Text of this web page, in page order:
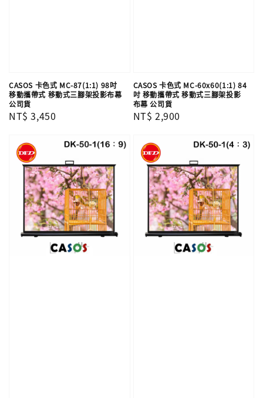
CASOS 卡色式 MC-87(1:1) 98吋
移動攜帶式 移動式三腳架投影布幕
公司貨
Regular
NT$ 3,450
CASOS 卡色式 MC-60x60(1:1) 84
吋 移動攜帶式 移動式三腳架投影
布幕 公司貨
Regular
NT$ 2,900